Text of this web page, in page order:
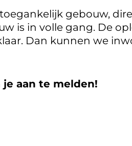
gebouw,
is in volle gang. De
Dan kunnen we
aan te melden!